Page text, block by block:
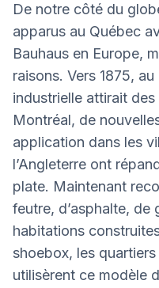
De notre côté du
apparus au Québec
Bauhaus en Europe,
raisons. Vers 1875,
industrielle attirait
Montréal, de
application dans les
l’Angleterre ont
plate. Maintenant
feutre, d’asphalte,
habitations
shoebox, les
utilisèrent ce modèle